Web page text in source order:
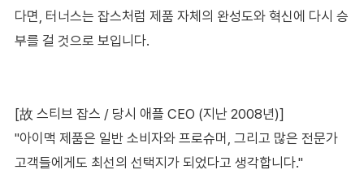
다면, 터너스는 잡스처럼 제품 자체의 완성도와 혁신에 다시 승
부를 걸 것으로 보입니다.
[故 스티브 잡스 / 당시 애플 CEO (지난 2008년)]
"아이맥 제품은 일반 소비자와 프로슈머, 그리고 많은 전문가
고객들에게도 최선의 선택지가 되었다고 생각합니다."